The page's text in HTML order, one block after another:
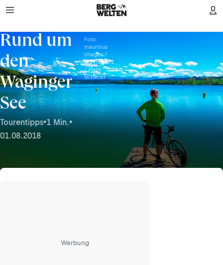
Rund um
den
Waginger
See
Tourentipps•1 Min.•
01.08.2018
Foto:
mauritius
images /
Westend61
/ Hans
Mitterer
Werbung